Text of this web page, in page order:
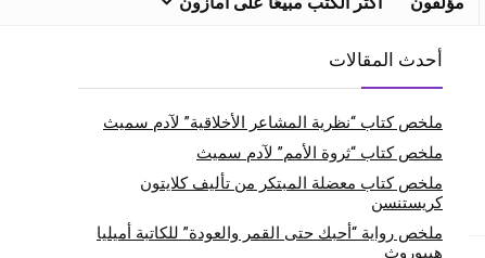
أحدث المقالات
ملخص كتاب “نظرية المشاعر الأخلاقية” لآدم سميث
ملخص كتاب “ثروة الأمم” لآدم سميث
ملخص كتاب معضلة المبتكر من تأليف كلايتون
كريستنسن
ملخص رواية “أحبك حتى القمر والعودة” للكاتبة أميليا
هيبوروث